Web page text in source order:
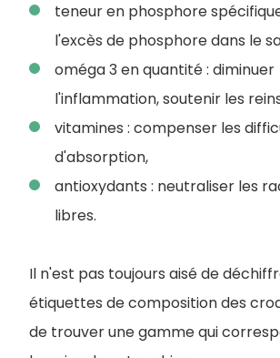
teneur en phosphore
l'excès de phosphore dans le
oméga 3 en quantité : diminuer
l'inflammation, soutenir les
vitamines : compenser les
d'absorption,
antioxydants : neutraliser les
libres.
Il n'est pas toujours aisé de
étiquettes de composition des
de trouver une gamme qui